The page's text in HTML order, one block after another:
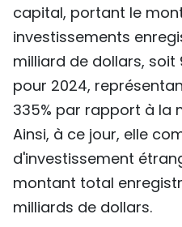
capital, portant le
investissements
milliard de dollars, soit
pour 2024,
335% par rapport à la
Ainsi, à ce jour, elle
d'investissement
montant total
milliards de dollars.